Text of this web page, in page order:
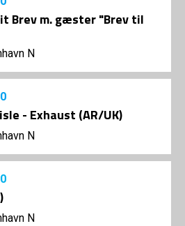
Brev m. gæster "Brev til
N
- Exhaust (AR/UK)
N
N